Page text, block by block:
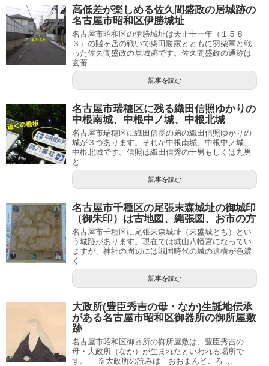
高低差が楽しめる佐久間盛政の居城跡の
名古屋市昭和区伊勝城址
名古屋市昭和区の伊勝城址は天正十一年（１５８
３）の賤ヶ岳の戦いで柴田勝家とともに羽柴軍と戦
った佐久間盛政の居城跡です。佐久間盛政の通称は
玄蕃...
記事を読む
名古屋市瑞穂区に残る織田信照ゆかりの
中根南城、中根中ノ城、中根北城
名古屋市瑞穂区に織田信長の弟の織田信照ゆかりの
城が３つあります。それが中根南城、中根中ノ城、
中根北城です。信照は織田信秀の十男もしくは九男
と...
記事を読む
名古屋市千種区の尾張末森城址の御城印
（御朱印）は古地図、縄張図、お市の方
名古屋市千種区に尾張末森城址（末盛城とも）とい
う城跡があります。現在では城山八幡宮になってい
ますが、神社の周辺には戦国時代の城の遺構が色濃
く...
記事を読む
大政所(豊臣秀吉の母・なか)生誕地伝承
がある名古屋市昭和区御器所の御所屋敷
跡
名古屋市昭和区御器所の御所屋敷は、豊臣秀吉の
母・大政所（なか）が生まれたといわれる場所で
す。 ※大政所の読みは おおまんどころ ...